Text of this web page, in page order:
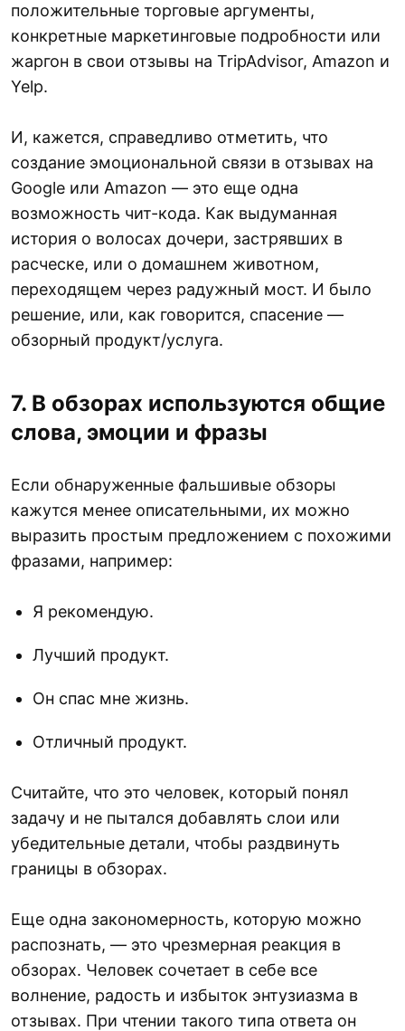
положительные торговые аргументы,
конкретные маркетинговые подробности или
жаргон в свои отзывы на TripAdvisor, Amazon и
Yelp.
И, кажется, справедливо отметить, что
создание эмоциональной связи в отзывах на
Google или Amazon — это еще одна
возможность чит-кода. Как выдуманная
история о волосах дочери, застрявших в
расческе, или о домашнем животном,
переходящем через радужный мост. И было
решение, или, как говорится, спасение —
обзорный продукт/услуга.
7. В обзорах используются общие
слова, эмоции и фразы
Если обнаруженные фальшивые обзоры
кажутся менее описательными, их можно
выразить простым предложением с похожими
фразами, например:
Я рекомендую.
Лучший продукт.
Он спас мне жизнь.
Отличный продукт.
Считайте, что это человек, который понял
задачу и не пытался добавлять слои или
убедительные детали, чтобы раздвинуть
границы в обзорах.
Еще одна закономерность, которую можно
распознать, — это чрезмерная реакция в
обзорах. Человек сочетает в себе все
волнение, радость и избыток энтузиазма в
отзывах. При чтении такого типа ответа он